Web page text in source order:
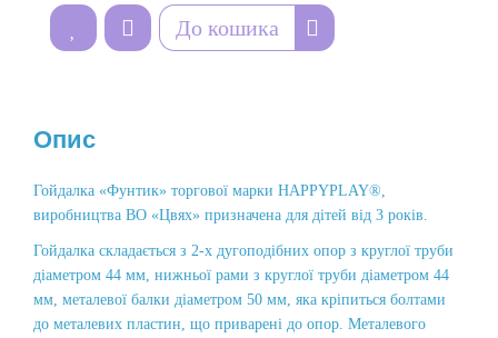
До кошика
Опис
Гойдалка «Фунтик» торгової марки HAPPYPLAY®,
виробництва ВО «Цвях» призначена для дітей від 3 років.
Гойдалка складається з 2-х дугоподібних опор з круглої труби
діаметром 44 мм, нижньої рами з круглої труби діаметром 44
мм, металевої балки діаметром 50 мм, яка кріпиться болтами
до металевих пластин, що приварені до опор. Металевого